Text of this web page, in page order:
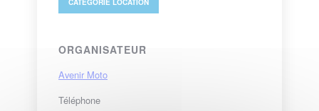
CATÉGORIELOCATION
ORGANISATEUR
Avenir Moto
Téléphone